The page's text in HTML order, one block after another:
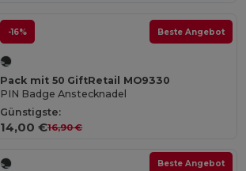
-16% Beste Angebot
Pack mit 50 GiftRetail MO9330
PIN Badge Anstecknadel
Günstigste:
14,00 €16,90 €
Beste Angebot